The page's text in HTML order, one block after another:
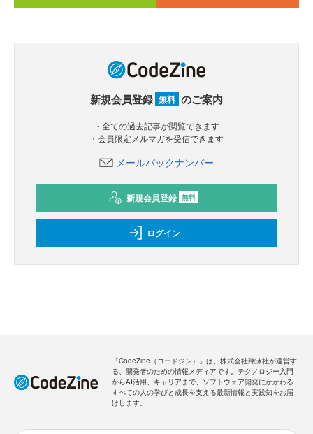
新規会員登録 無料 のご案内
・全ての過去記事が閲覧できます
・会員限定メルマガを受信できます
メールバックナンバー
新規会員登録 無料
ログイン
「CodeZine（コードジン）」は、株式会社翔泳社が運営す
る、開発者のための情報メディアです。テクノロジー入門
からAI活用、キャリアまで、ソフトウェア開発にかかわる
すべての人の学びと成長を支える最新情報と実践知をお届
けします。